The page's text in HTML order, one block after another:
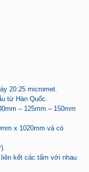
20:25 micromet.
từ Hàn Quốc.
– 125mm – 150mm
x 1020mm và có
kết các tấm với nhau